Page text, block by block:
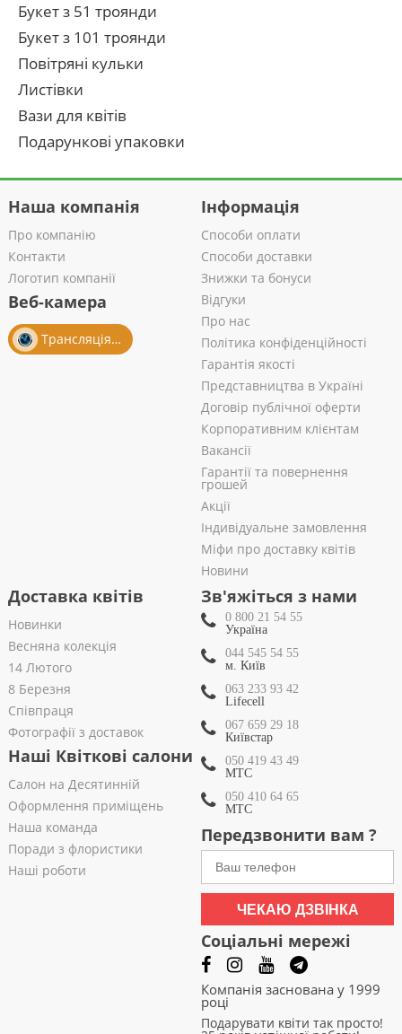
Букет з 51 троянди
Букет з 101 троянди
Повітряні кульки
Листівки
Вази для квітів
Подарункові упаковки
Наша компанія
Про компанію
Контакти
Логотип компанії
Веб-камера
Трансляція із салону
Інформація
Способи оплати
Способи доставки
Знижки та бонуси
Відгуки
Про нас
Політика конфіденційності
Гарантія якості
Представництва в Україні
Договір публічної оферти
Корпоративним клієнтам
Вакансії
Гарантії та повернення
грошей
Акції
Індивідуальне замовлення
Міфи про доставку квітів
Новини
Доставка квітів
Новинки
Весняна колекція
14 Лютого
8 Березня
Співпраця
Фотографії з доставок
Наші Квіткові салони
Салон на Десятинній
Оформлення приміщень
Наша команда
Поради з флористики
Наші роботи
Зв'яжіться з нами
0 800 21 54 55
Україна
044 545 54 55
м. Київ
063 233 93 42
Lifecell
067 659 29 18
Київстар
050 419 43 49
МТС
050 410 64 65
МТС
Передзвонити вам ?
ЧЕКАЮ ДЗВІНКА
Соціальні мережі
Компанія заснована у 1999
році
Подарувати квіти так просто!